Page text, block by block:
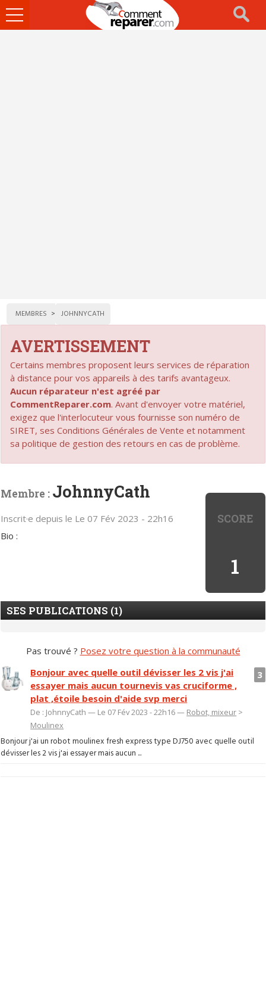
Ouvrir
le
MEMBRES JOHNNYCATH
AVERTISSEMENT
Certains membres proposent leurs services de réparation
à distance pour vos appareils à des tarifs avantageux.
Aucun réparateur n'est agréé par
CommentReparer.com. Avant d'envoyer votre matériel,
exigez que l'interlocuteur vous fournisse son numéro de
SIRET, ses Conditions Générales de Vente et notamment
sa politique de gestion des retours en cas de problème.
SCORE
1
Membre : JohnnyCath
Inscrit·e depuis le Le 07 Fév 2023 - 22h16
Bio :
SES PUBLICATIONS (1)
Pas trouvé ? Posez votre question à la communauté
3
Bonjour avec quelle outil dévisser les 2 vis j'ai
essayer mais aucun tournevis vas cruciforme ,
plat ,étoile besoin d'aide svp merci
De : JohnnyCath — Le 07 Fév 2023 - 22h16 — Robot, mixeur >
Moulinex
Bonjour j'ai un robot moulinex fresh express type DJ750 avec quelle outil
dévisser les 2 vis j'ai essayer mais aucun ...